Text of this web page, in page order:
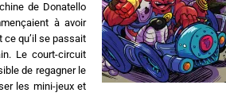
de Donatello
à avoir
ce qu’il se passait
Le court-circuit
de regagner le
les mini-jeux et